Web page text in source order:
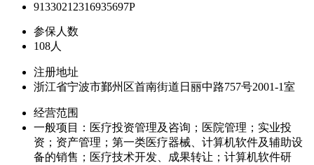
91330212316935697P
参保人数
108人
注册地址
浙江省宁波市鄞州区首南街道日丽中路757号2001-1室
经营范围
一般项目：医疗投资管理及咨询；医院管理；实业投
资；资产管理；第一类医疗器械、计算机软件及辅助设
备的销售；医疗技术开发、成果转让；计算机软件研